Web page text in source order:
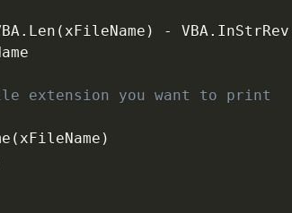
. Len ( xFileName ) - VBA. InStrRev
extension you want to print
( xFileName )